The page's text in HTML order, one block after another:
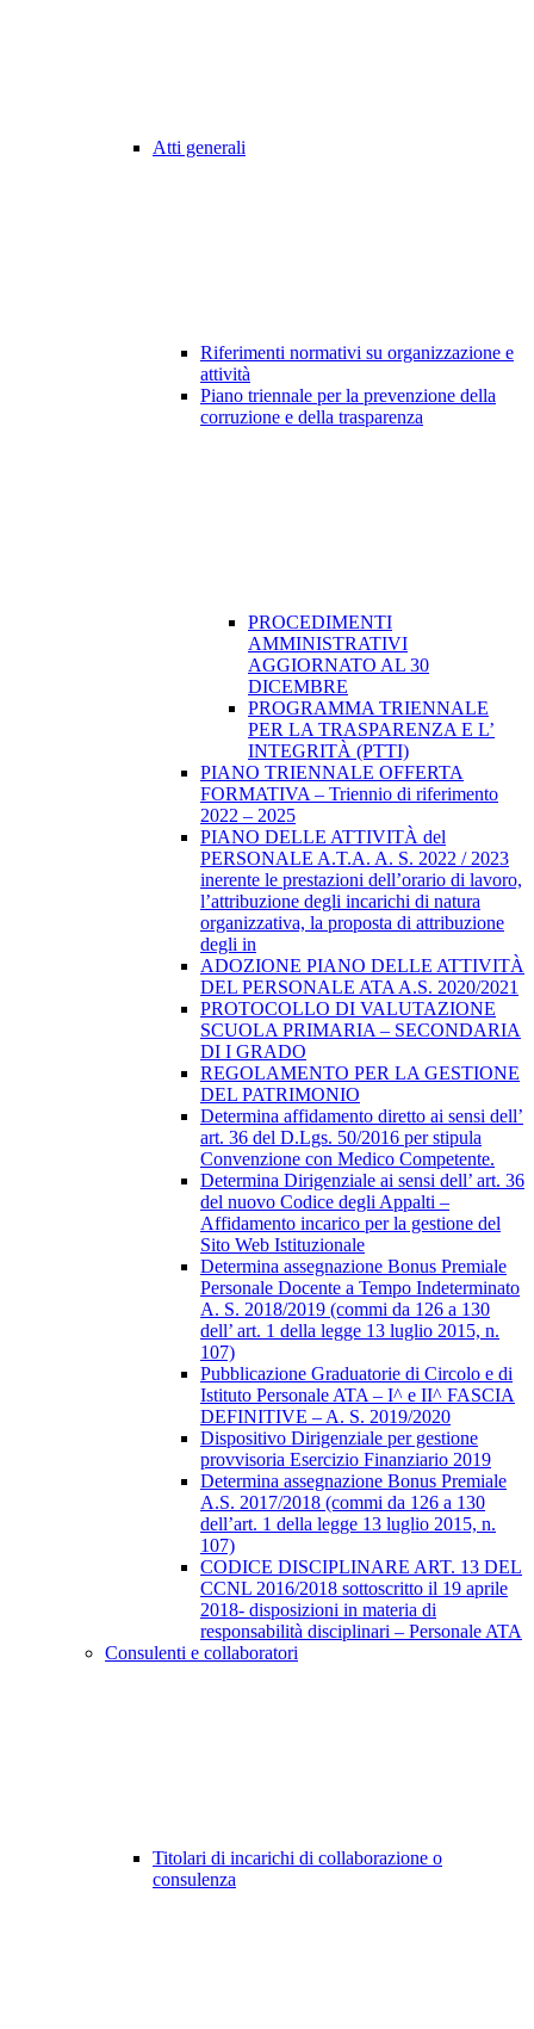
Atti generali
Riferimenti normativi su organizzazione e
attività
Piano triennale per la prevenzione della
corruzione e della trasparenza
PROCEDIMENTI
AMMINISTRATIVI
AGGIORNATO AL 30
DICEMBRE
PROGRAMMA TRIENNALE
PER LA TRASPARENZA E L’
INTEGRITÀ (PTTI)
PIANO TRIENNALE OFFERTA
FORMATIVA – Triennio di riferimento
2022 – 2025
PIANO DELLE ATTIVITÀ del
PERSONALE A.T.A. A. S. 2022 / 2023
inerente le prestazioni dell’orario di lavoro,
l’attribuzione degli incarichi di natura
organizzativa, la proposta di attribuzione
degli in
ADOZIONE PIANO DELLE ATTIVITÀ
DEL PERSONALE ATA A.S. 2020/2021
PROTOCOLLO DI VALUTAZIONE
SCUOLA PRIMARIA – SECONDARIA
DI I GRADO
REGOLAMENTO PER LA GESTIONE
DEL PATRIMONIO
Determina affidamento diretto ai sensi dell’
art. 36 del D.Lgs. 50/2016 per stipula
Convenzione con Medico Competente.
Determina Dirigenziale ai sensi dell’ art. 36
del nuovo Codice degli Appalti –
Affidamento incarico per la gestione del
Sito Web Istituzionale
Determina assegnazione Bonus Premiale
Personale Docente a Tempo Indeterminato
A. S. 2018/2019 (commi da 126 a 130
dell’ art. 1 della legge 13 luglio 2015, n.
107)
Pubblicazione Graduatorie di Circolo e di
Istituto Personale ATA – I^ e II^ FASCIA
DEFINITIVE – A. S. 2019/2020
Dispositivo Dirigenziale per gestione
provvisoria Esercizio Finanziario 2019
Determina assegnazione Bonus Premiale
A.S. 2017/2018 (commi da 126 a 130
dell’art. 1 della legge 13 luglio 2015, n.
107)
CODICE DISCIPLINARE ART. 13 DEL
CCNL 2016/2018 sottoscritto il 19 aprile
2018- disposizioni in materia di
responsabilità disciplinari – Personale ATA
Consulenti e collaboratori
Titolari di incarichi di collaborazione o
consulenza